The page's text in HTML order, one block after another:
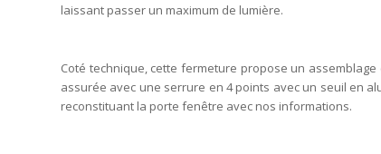
laissant passer un maximum de lumière.
Coté technique, cette fermeture propose un
assurée avec une serrure en 4 points avec un seuil en
reconstituant la porte fenêtre avec nos informations.